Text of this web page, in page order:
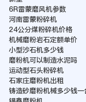
6R雷蒙磨风机参数
河南雷蒙粉碎机
24公分煤粉碎机价格
机械磨粉岩石定额单价
小型沙石机多少钱
磨粉机可以制造水泥吗
运动型石头粉碎机
石家庄磨粉机出租
铸造砂磨粉机械多少钱一